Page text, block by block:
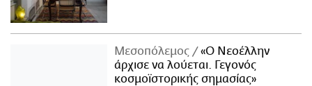
Μεσοπόλεμος
«Ο Νεοέλλην
άρχισε να λούεται. Γεγονός
κοσμοϊστορικής σημασίας»